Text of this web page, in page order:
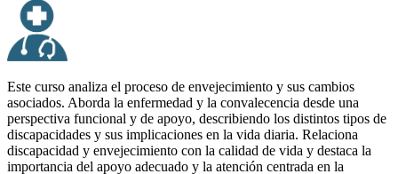
Este curso analiza el proceso de envejecimiento y sus cambios
asociados. Aborda la enfermedad y la convalecencia desde una
perspectiva funcional y de apoyo, describiendo los distintos tipos de
discapacidades y sus implicaciones en la vida diaria. Relaciona
discapacidad y envejecimiento con la calidad de vida y destaca la
importancia del apoyo adecuado y la atención centrada en la